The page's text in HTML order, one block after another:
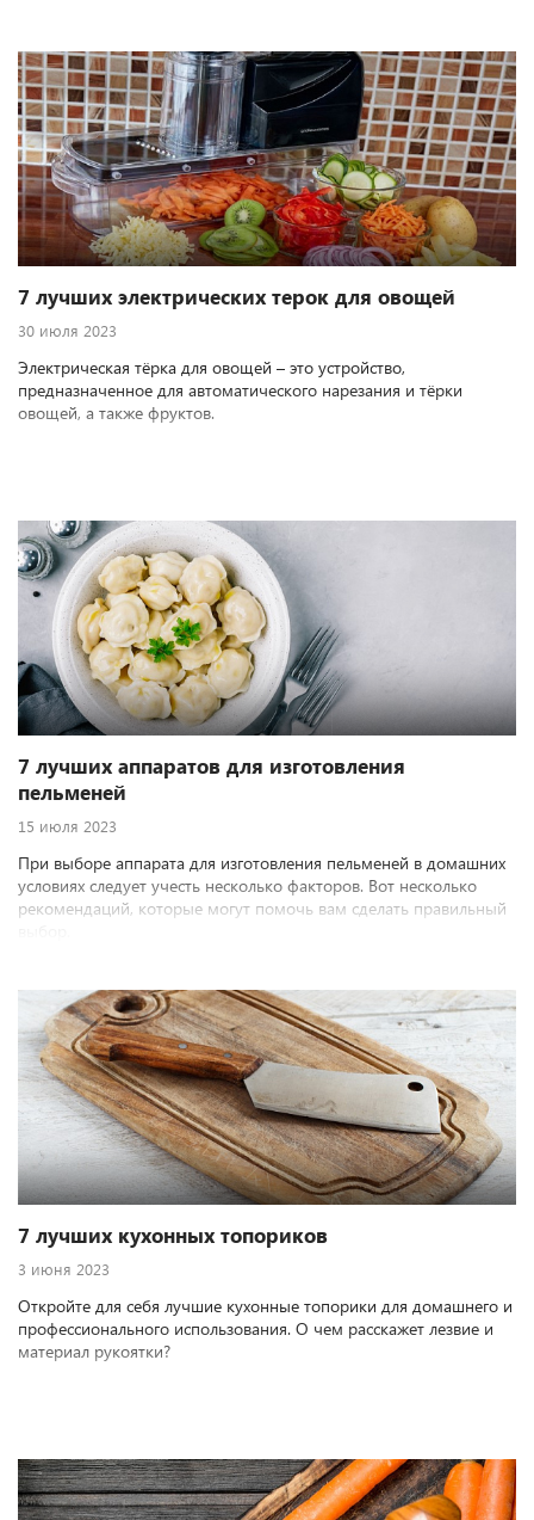
7 лучших электрических терок для овощей
30 июля 2023
Электрическая тёрка для овощей – это устройство,
предназначенное для автоматического нарезания и тёрки
овощей, а также фруктов.
7 лучших аппаратов для изготовления
пельменей
15 июля 2023
При выборе аппарата для изготовления пельменей в домашних
условиях следует учесть несколько факторов. Вот несколько
рекомендаций, которые могут помочь вам сделать правильный
7 лучших кухонных топориков
3 июня 2023
Откройте для себя лучшие кухонные топорики для домашнего и
профессионального использования. О чем расскажет лезвие и
материал рукоятки?